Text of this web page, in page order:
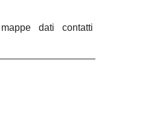
mappe dati contatti